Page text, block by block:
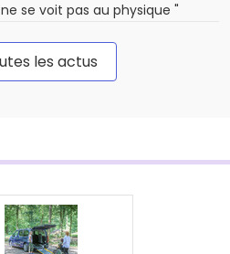
se voit pas au physique "
les actus